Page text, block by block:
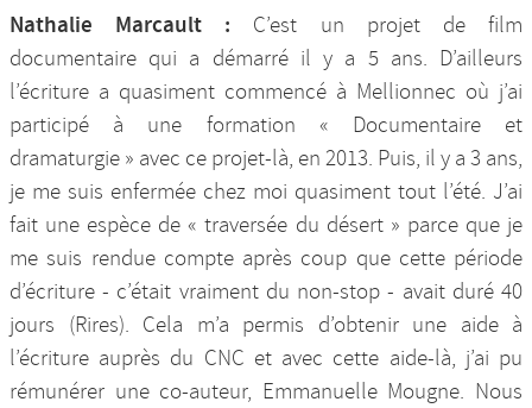
Nathalie Marcault : C’est un projet de film
documentaire qui a démarré il y a 5 ans. D’ailleurs
l’écriture a quasiment commencé à Mellionnec où j’ai
participé à une formation « Documentaire et
dramaturgie » avec ce projet-là, en 2013. Puis, il y a 3 ans,
je me suis enfermée chez moi quasiment tout l’été. J’ai
fait une espèce de « traversée du désert » parce que je
me suis rendue compte après coup que cette période
d’écriture - c’était vraiment du non-stop - avait duré 40
jours (Rires). Cela m’a permis d’obtenir une aide à
l’écriture auprès du CNC et avec cette aide-là, j’ai pu
rémunérer une co-auteur, Emmanuelle Mougne. Nous